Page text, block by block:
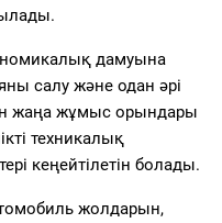
дамуына
салу және одан әрі
жаңа жұмыс орындары
техникалық
кеңейтілетін болады.
жолдарын,